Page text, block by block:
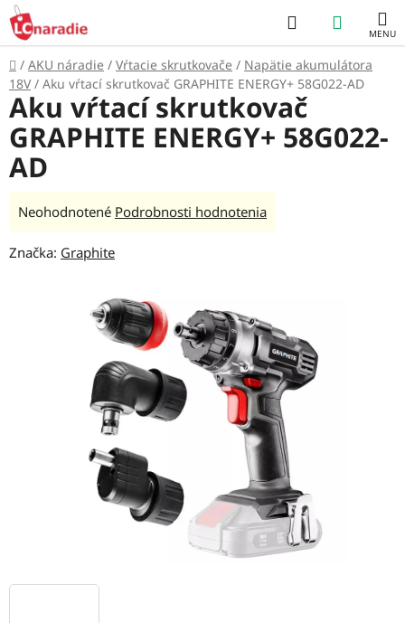
Prejsť
na
obsah
Hľadať
KOŠÍK
Domov
/ AKU náradie / Vŕtacie skrutkovače / Napätie akumulátora
18V / Aku vŕtací skrutkovač GRAPHITE ENERGY+ 58G022-AD
Aku vŕtací skrutkovač
GRAPHITE ENERGY+ 58G022-
AD
Priemerné
produktu
Neohodnotené Podrobnosti hodnotenia
Značka: Graphite